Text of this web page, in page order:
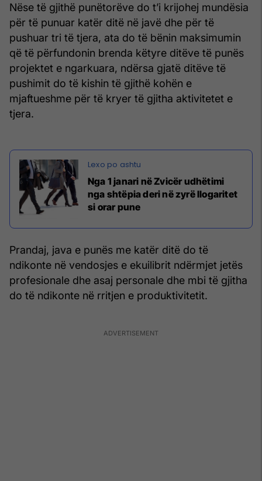
Nëse të gjithë punëtorëve do t’i krijohej mundësia
për të punuar katër ditë në javë dhe për të
pushuar tri të tjera, ata do të bënin maksimumin
që të përfundonin brenda këtyre ditëve të punës
projektet e ngarkuara, ndërsa gjatë ditëve të
pushimit do të kishin të gjithë kohën e
mjaftueshme për të kryer të gjitha aktivitetet e
tjera.
Nga 1 janari në Zvicër udhëtimi
nga shtëpia deri në zyrë llogaritet
si orar pune
Prandaj, java e punës me katër ditë do të
ndikonte në vendosjes e ekuilibrit ndërmjet jetës
profesionale dhe asaj personale dhe mbi të gjitha
do të ndikonte në rritjen e produktivitetit.